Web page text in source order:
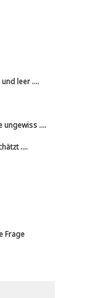
leer ....
ungewiss ....
....
Frage